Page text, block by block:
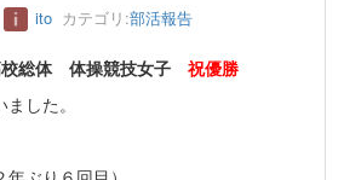
ito カテゴリ:部活報告
総体 体操競技女子 祝優勝
した。